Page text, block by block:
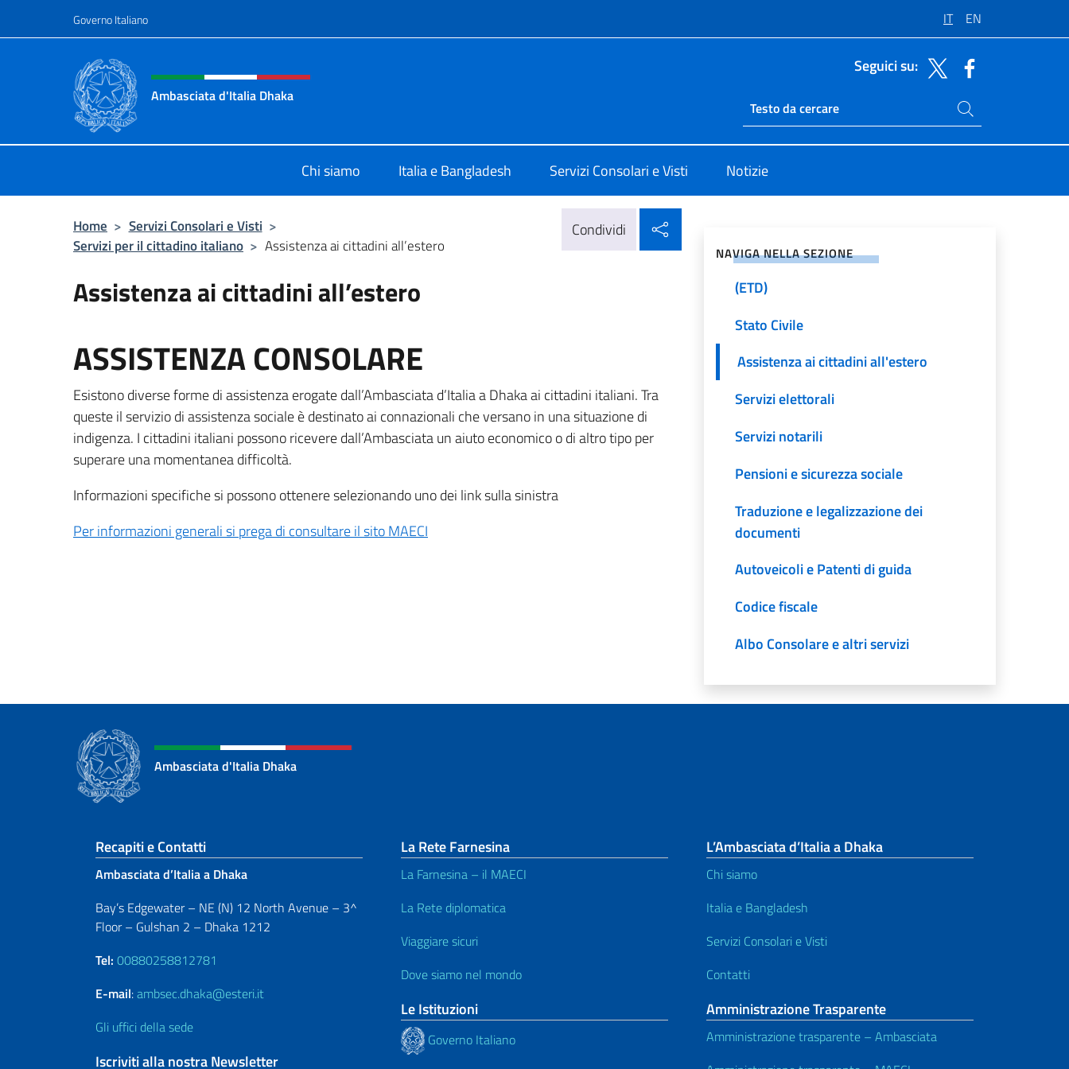
Governo Italiano IT EN
Intestazione sito, social e menù
Ambasciata d'Italia Dhaka
Seguici su:
Ricerca sito live
Cerca nel sito
Chi siamo Italia e Bangladesh Servizi Consolari e Visti Notizie
Home > Servizi Consolari e Visti >
Servizi per il cittadino italiano > Assistenza ai cittadini all’estero
Condividi
Assistenza ai cittadini all’estero
ASSISTENZA CONSOLARE
Esistono diverse forme di assistenza erogate dall’Ambasciata d’Italia a Dhaka ai cittadini italiani. Tra
queste il servizio di assistenza sociale è destinato ai connazionali che versano in una situazione di
indigenza. I cittadini italiani possono ricevere dall’Ambasciata un aiuto economico o di altro tipo per
superare una momentanea difficoltà.
Informazioni specifiche si possono ottenere selezionando uno dei link sulla sinistra
Per informazioni generali si prega di consultare il sito MAECI
NAVIGA NELLA SEZIONE
Passaporti e Carte d’identità
Emergency Travel Documents
(ETD)
Stato Civile
Assistenza ai cittadini all'estero
Servizi elettorali
Servizi notarili
Pensioni e sicurezza sociale
Traduzione e legalizzazione dei
documenti
Autoveicoli e Patenti di guida
Codice fiscale
Albo Consolare e altri servizi
Ambasciata d'Italia Dhaka
Sezione footer
Recapiti e Contatti
Ambasciata d’Italia a Dhaka
Bay’s Edgewater – NE (N) 12 North Avenue – 3^
Floor – Gulshan 2 – Dhaka 1212
Tel: 00880258812781
E-mail:ambsec.dhaka@esteri.it
Gli uffici della sede
Iscriviti alla nostra Newsletter
La Rete Farnesina
La Farnesina – il MAECI
La Rete diplomatica
Viaggiare sicuri
Dove siamo nel mondo
Le Istituzioni
Governo Italiano
L’Ambasciata d’Italia a Dhaka
Chi siamo
Italia e Bangladesh
Servizi Consolari e Visti
Contatti
Amministrazione Trasparente
Amministrazione trasparente – Ambasciata